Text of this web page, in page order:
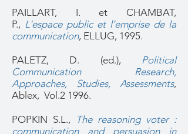
PAILLART, I. et CHAMBAT,
P., L'espace public et l'emprise de la
communication, ELLUG, 1995.
PALETZ, D. (ed.), Political
Communication Research,
Approaches, Studies, Assessments,
Ablex, Vol.2 1996.
POPKIN S.L.,
The reasoning voter :
communication and persuasion in